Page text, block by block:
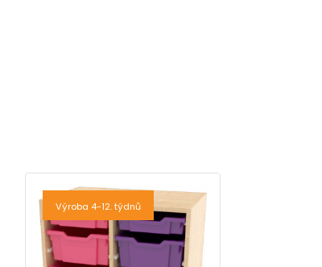
Výroba 4-12. týdnů